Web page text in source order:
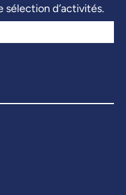
sélection d’activités.